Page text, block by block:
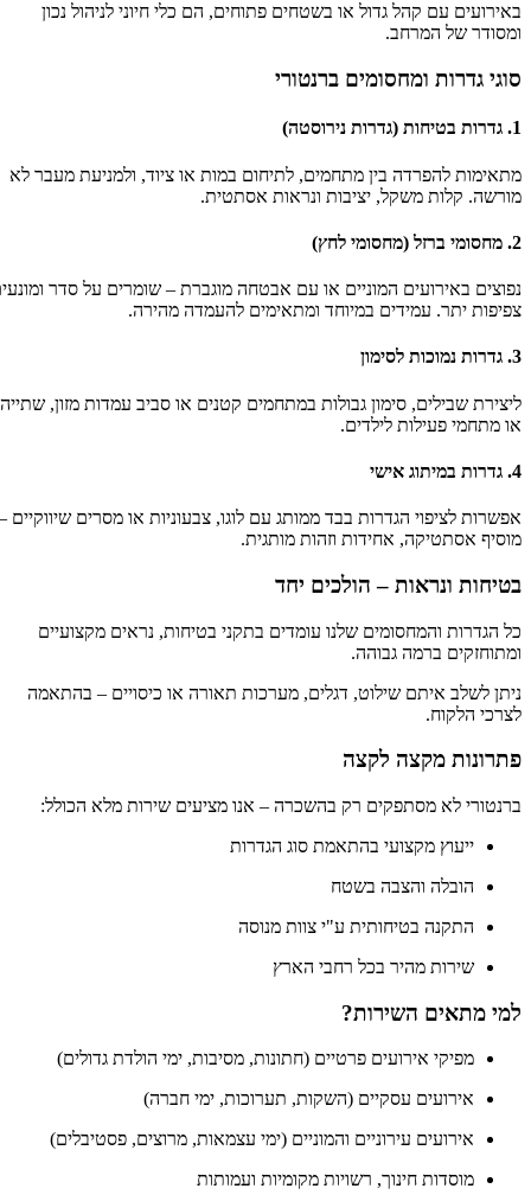
באירועים עם קהל גדול או בשטחים פתוחים, הם כלי חיוני לניהול נכון
ומסודר של המרחב.
סוגי גדרות ומחסומים ברנטורי
מתאימות להפרדה בין מתחמים, לתיחום במות או ציוד, ולמניעת מעבר לא
מורשה. קלות משקל, יציבות ונראות אסתטית.
נפוצים באירועים המוניים או עם אבטחה מוגברת – שומרים על סדר ומונעים
צפיפות יתר. עמידים במיוחד ומתאימים להעמדה מהירה.
ליצירת שבילים, סימון גבולות במתחמים קטנים או סביב עמדות מזון, שתייה
או מתחמי פעילות לילדים.
אפשרות לציפוי הגדרות בבד ממותג עם לוגו, צבעוניות או מסרים שיווקיים –
מוסיף אסתטיקה, אחידות וזהות מותגית.
בטיחות ונראות – הולכים יחד
כל הגדרות והמחסומים שלנו עומדים בתקני בטיחות, נראים מקצועיים
ומתוחזקים ברמה גבוהה.
ניתן לשלב איתם שילוט, דגלים, מערכות תאורה או כיסויים – בהתאמה
לצרכי הלקוח.
פתרונות מקצה לקצה
ברנטורי לא מסתפקים רק בהשכרה – אנו מציעים שירות מלא הכולל:
ייעוץ מקצועי בהתאמת סוג הגדרות
הובלה והצבה בשטח
התקנה בטיחותית ע"י צוות מנוסה
שירות מהיר בכל רחבי הארץ
למי מתאים השירות?
מפיקי אירועים פרטיים (חתונות, מסיבות, ימי הולדת גדולים)
אירועים עסקיים (השקות, תערוכות, ימי חברה)
אירועים עירוניים והמוניים (ימי עצמאות, מרוצים, פסטיבלים)
מוסדות חינוך, רשויות מקומיות ועמותות